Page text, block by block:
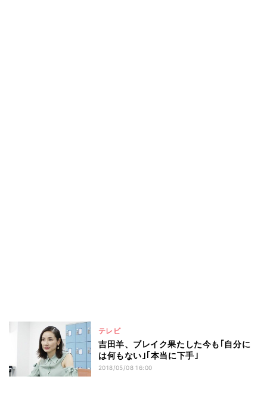
テレビ
吉田羊、ブレイク果たした今も｢自分に
は何もない｣｢本当に下手｣
2018/05/08 16:00